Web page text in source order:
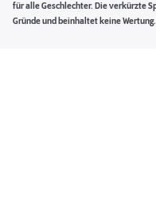
für alle Geschlechter. Die verkürzte
Gründe und beinhaltet keine Wertung.